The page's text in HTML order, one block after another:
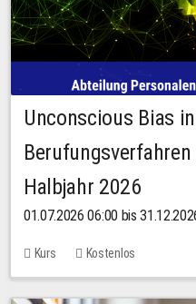
Unconscious Bias
Halbjahr 2026
01.07.2026 06:00 bis
Kurs Kostenlos